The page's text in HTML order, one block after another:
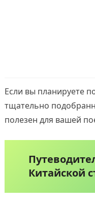
Если вы планируете
тщательно
полезен для вашей
Китайской